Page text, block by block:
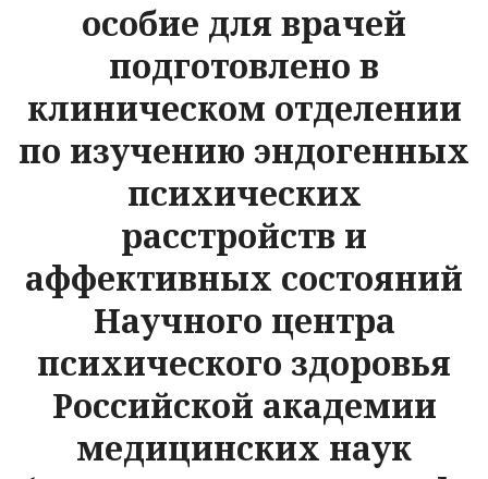
особие для врачей
подготовлено в
клиническом отделении
по изучению эндогенных
психических
расстройств и
аффективных состояний
Научного центра
психического здоровья
Российской академии
медицинских наук